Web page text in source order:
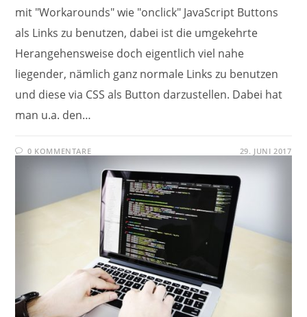
mit "Workarounds" wie "onclick" JavaScript Buttons
als Links zu benutzen, dabei ist die umgekehrte
Herangehensweise doch eigentlich viel nahe
liegender, nämlich ganz normale Links zu benutzen
und diese via CSS als Button darzustellen. Dabei hat
man u.a. den…
0 KOMMENTARE 29. JUNI 2017